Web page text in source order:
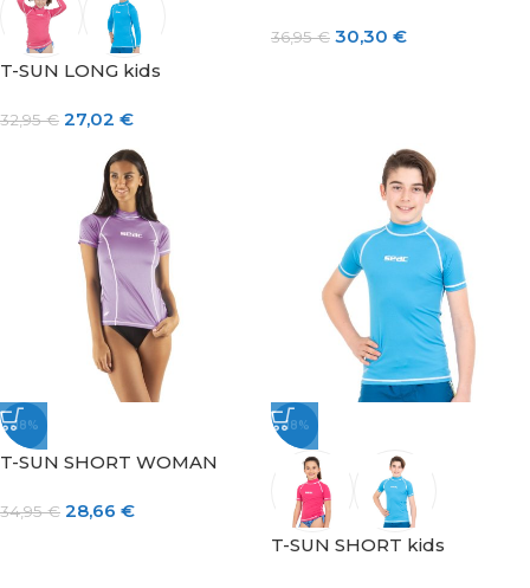
T-SUN LONG kids
32,95€ 27,02 €
36,95€ 30,30 €
-18%
T-SUN SHORT WOMAN
34,95€ 28,66 €
-18%
T-SUN SHORT kids